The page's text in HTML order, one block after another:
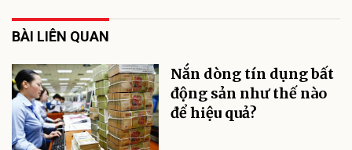
BÀI LIÊN QUAN
Nắn dòng tín dụng bất
động sản như thế nào
để hiệu quả?